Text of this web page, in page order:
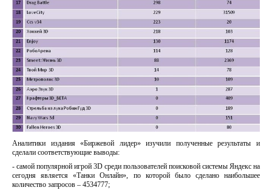
Аналитики издания «Биржевой лидер» изучили полученные результаты и
сделали соответствующие выводы:
- самой популярной игрой 3D среди пользователей поисковой системы Яндекс на
сегодня является «Танки Онлайн», по которой было сделано наибольшее
количество запросов – 4534777;